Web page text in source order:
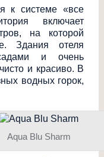
к системе «все
включает
на которой
Здания отеля
и очень
и красиво. В
водных горок,
Aqua Blu Sharm